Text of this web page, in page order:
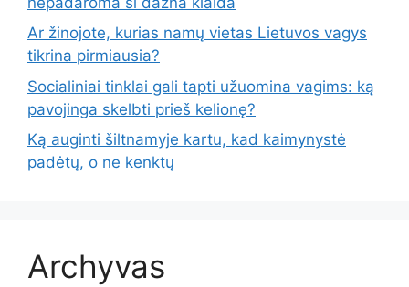
Ar žinojote, kurias namų vietas Lietuvos vagys
tikrina pirmiausia?
Socialiniai tinklai gali tapti užuomina vagims: ką
pavojinga skelbti prieš kelionę?
Ką auginti šiltnamyje kartu, kad kaimynystė
padėtų, o ne kenktų
Archyvas